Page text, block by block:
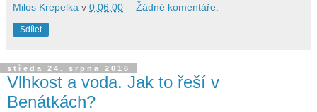
Milos Krepelka v 0:06:00 Žádné komentáře:
Sdílet
středa 24. srpna 2016
Vlhkost a voda. Jak to řeší v
Benátkách?